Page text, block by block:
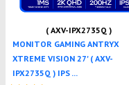
( AXV-IPX2735Q )
MONITOR GAMING ANTRYX
XTREME VISION 27' ( AXV-
IPX2735Q ) IPS ...